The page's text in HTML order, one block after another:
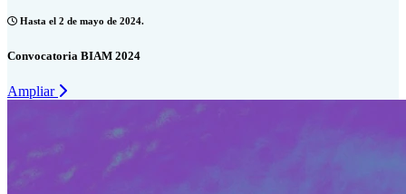
Hasta el 2 de mayo de 2024.
Convocatoria BIAM 2024
Ampliar